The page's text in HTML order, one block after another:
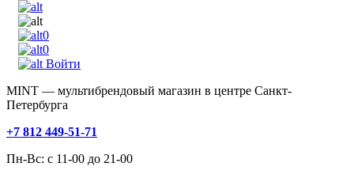
0
0
Войти
MINT — мультибрендовый магазин в центре Санкт-
Петербурга
+7 812 449-51-71
Пн-Вс: с 11-00 до 21-00